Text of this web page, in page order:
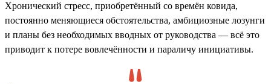
Хронический стресс, приобретённый со времён ковида,
постоянно меняющиеся обстоятельства, амбициозные лозунги
и планы без необходимых вводных от руководства — всё это
приводит к потере вовлечённости и параличу инициативы.